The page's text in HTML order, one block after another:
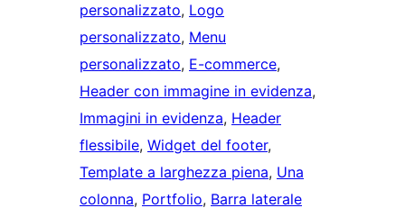
personalizzato, Logo
personalizzato, Menu
personalizzato, E-commerce
Header con immagine in evidenza
Immagini in evidenza, Header
flessibile, Widget del footer
Template a larghezza piena, Una
colonna, Portfolio, Barra laterale